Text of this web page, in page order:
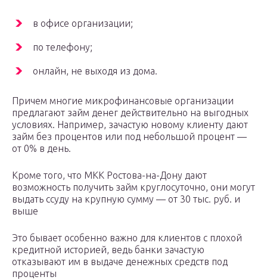
в офисе организации;
по телефону;
онлайн, не выходя из дома.
Причем многие микрофинансовые организации
предлагают займ денег действительно на выгодных
условиях. Например, зачастую новому клиенту дают
займ без процентов или под небольшой процент —
от 0% в день.
Кроме того, что МКК Ростова-на-Дону дают
возможность получить займ круглосуточно, они могут
выдать ссуду на крупную сумму — от 30 тыс. руб. и
выше
Это бывает особенно важно для клиентов с плохой
кредитной историей, ведь банки зачастую
отказывают им в выдаче денежных средств под
проценты